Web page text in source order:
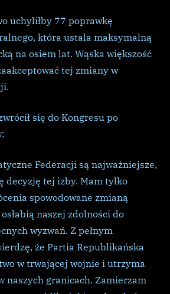
uchyliłby 77 poprawkę
która ustala maksymalną
na osiem lat. Wąska większość
tej zmiany w
się do Kongresu po
Federacji są najważniejsze,
decyzję tej izby. Mam tylko
spowodowane zmianą
naszej zdolności do
wyzwań. Z pełnym
że Partia Republikańska
w trwającej wojnie i utrzyma
naszych granicach. Zamierzam